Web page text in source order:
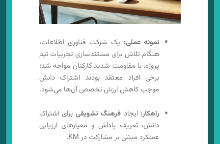
نمونه عملی: یک شرکت فناوری اطلاعات،
هنگام تلاش برای مستندسازی تجربیات تیم
پروژه، با مقاومت شدید کارکنان مواجه شد؛
برخی افراد معتقد بودند اشتراک دانش
موجب کاهش ارزش تخصص آن‌ها می‌شود.
راهکار: ایجاد فرهنگ تشویقی برای اشتراک
دانش، تعریف پاداش و معیارهای ارزیابی
عملکرد مبتنی بر مشارکت در KM.